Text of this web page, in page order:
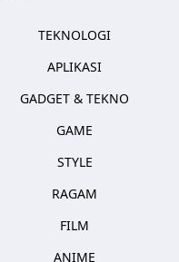
TEKNOLOGI
APLIKASI
GADGET & TEKNO
GAME
STYLE
RAGAM
FILM
ANIME